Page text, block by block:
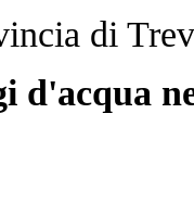
di
d'acqua